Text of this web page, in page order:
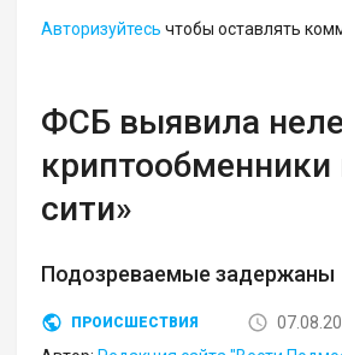
Авторизуйтесь чтобы оставлять
ФСБ выявила
сити»
Подозреваемые задержаны
ПРОИСШЕСТВИЯ